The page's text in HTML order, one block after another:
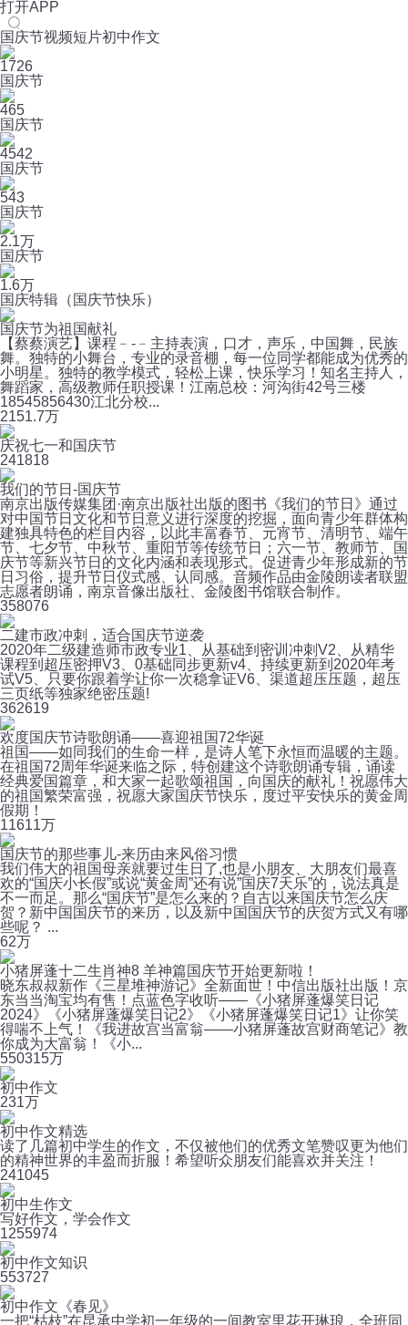
打开APP
国庆节视频短片初中作文
1726
国庆节
465
国庆节
4542
国庆节
543
国庆节
2.1万
国庆节
1.6万
国庆特辑（国庆节快乐）
国庆节为祖国献礼
【蔡蔡演艺】课程﹣-﹣主持表演，口才，声乐，中国舞，民族
舞。独特的小舞台，专业的录音棚，每一位同学都能成为优秀的
小明星。独特的教学模式，轻松上课，快乐学习！知名主持人，
舞蹈家，高级教师任职授课！江南总校：河沟街42号三楼
18545856430江北分校...
2151.7万
庆祝七一和国庆节
241818
我们的节日-国庆节
南京出版传媒集团·南京出版社出版的图书《我们的节日》通过
对中国节日文化和节日意义进行深度的挖掘，面向青少年群体构
建独具特色的栏目内容，以此丰富春节、元宵节、清明节、端午
节、七夕节、中秋节、重阳节等传统节日；六一节、教师节、国
庆节等新兴节日的文化内涵和表现形式。促进青少年形成新的节
日习俗，提升节日仪式感、认同感。音频作品由金陵朗读者联盟
志愿者朗诵，南京音像出版社、金陵图书馆联合制作。
358076
二建市政冲刺，适合国庆节逆袭
2020年二级建造师市政专业1、从基础到密训冲刺V2、从精华
课程到超压密押V3、0基础同步更新v4、持续更新到2020年考
试V5、只要你跟着学让你一次稳拿证V6、渠道超压压题，超压
三页纸等独家绝密压题!
362619
欢度国庆节诗歌朗诵——喜迎祖国72华诞
祖国——如同我们的生命一样，是诗人笔下永恒而温暖的主题。
在祖国72周年华诞来临之际，特创建这个诗歌朗诵专辑，诵读
经典爱国篇章，和大家一起歌颂祖国，向国庆的献礼！祝愿伟大
的祖国繁荣富强，祝愿大家国庆节快乐，度过平安快乐的黄金周
假期！
11611万
国庆节的那些事儿-来历由来风俗习惯
我们伟大的祖国母亲就要过生日了,也是小朋友、大朋友们最喜
欢的“国庆小长假”或说“黄金周”还有说”国庆7天乐”的，说法真是
不一而足。那么“国庆节”是怎么来的？自古以来国庆节怎么庆
贺？新中国国庆节的来历，以及新中国国庆节的庆贺方式又有哪
些呢？ ...
62万
小猪屏蓬十二生肖神8 羊神篇国庆节开始更新啦！
晓东叔叔新作《三星堆神游记》全新面世！中信出版社出版！京
东当当淘宝均有售！点蓝色字收听——《小猪屏蓬爆笑日记
2024》《小猪屏蓬爆笑日记2》《小猪屏蓬爆笑日记1》让你笑
得喘不上气！《我进故宫当富翁——小猪屏蓬故宫财商笔记》教
你成为大富翁！《小...
550315万
初中作文
231万
初中作文精选
读了几篇初中学生的作文，不仅被他们的优秀文笔赞叹更为他们
的精神世界的丰盈而折服！希望听众朋友们能喜欢并关注！
241045
初中生作文
写好作文，学会作文
1255974
初中作文知识
553727
初中作文《春见》
一把“枯枝”在昆承中学初一年级的一间教室里花开琳琅，全班同